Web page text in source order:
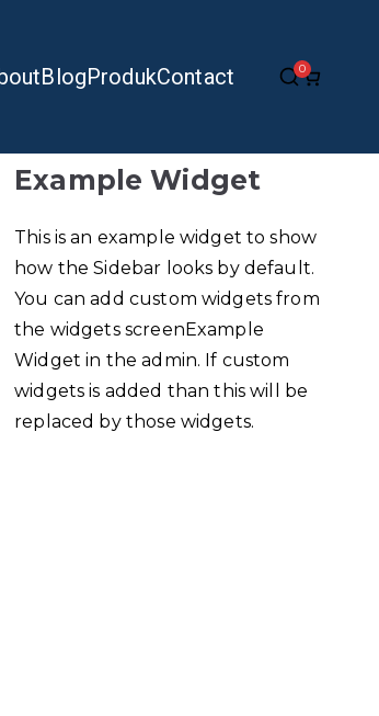
BlogProdukContact 0
Example Widget
This is an example widget to show
how the Sidebar looks by default.
You can add custom widgets from
the widgets screenExample
Widget in the admin. If custom
widgets is added than this will be
replaced by those widgets.